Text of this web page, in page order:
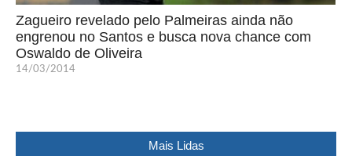
Zagueiro revelado pelo Palmeiras ainda não
engrenou no Santos e busca nova chance com
Oswaldo de Oliveira
14/03/2014
Mais Lidas